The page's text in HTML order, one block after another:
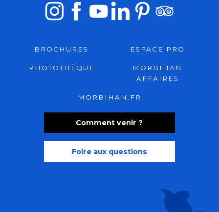
Comment venir ?
Foire aux questions
BROCHURES ESPACE PRO
PHOTOTHÈQUE
MORBIHAN
AFFAIRES
MORBIHAN.FR